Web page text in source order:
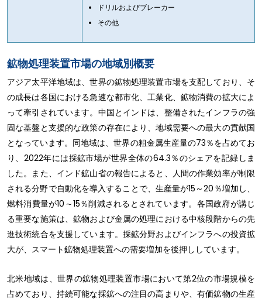
ドリルおよびブレーカー
その他
鉱物処理装置市場の地域別概要
アジア太平洋地域は、世界の鉱物処理装置市場を支配しており、そ
の成長は各国における急速な都市化、工業化、鉱物消費の拡大によ
って牽引されています。中国とインドは、整備されたインフラの強
固な基盤と支援的な政策の存在により、地域需要への最大の貢献国
となっています。同地域は、世界の粗金属生産量の73％を占めてお
り、2022年には採鉱市場が世界全体の64.3％のシェアを記録しま
した。また、インド鉱山省の報告によると、人間の作業効率が制限
される分野で自動化を導入することで、生産量が15～20％増加し、
燃料消費量が10～15％削減されるとされています。各国政府が講じ
る重要な施策は、鉱物および金属の処理における中核段階からの先
進技術統合を支援しています。採鉱分野およびインフラへの投資拡
大が、スマート鉱物処理装置への需要増加を後押ししています。
北米地域は、世界の鉱物処理装置市場において第2位の市場規模を
占めており、持続可能な採鉱への注目の高まりや、有価鉱物の生産